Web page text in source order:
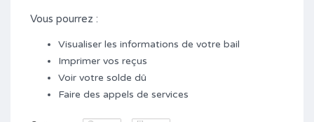
Vous pourrez :
Visualiser les informations de votre bail
Imprimer vos reçus
Voir votre solde dû
Faire des appels de services